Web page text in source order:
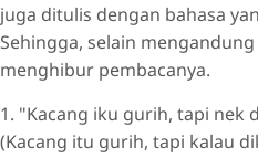
juga ditulis dengan bahasa
Sehingga, selain
menghibur pembacanya.
1. "Kacang iku gurih, tapi nek
(Kacang itu gurih, tapi kalau